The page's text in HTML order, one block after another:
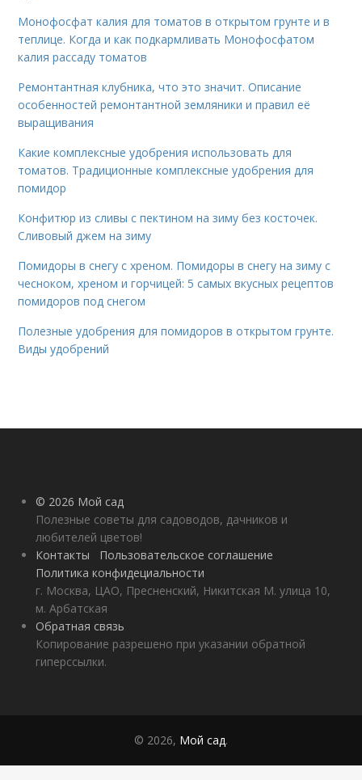
Монофосфат калия для томатов в открытом грунте и в
теплице. Когда и как подкармливать Монофосфатом
калия рассаду томатов
Ремонтантная клубника, что это значит. Описание
особенностей ремонтантной земляники и правил её
выращивания
Какие комплексные удобрения использовать для
томатов. Традиционные комплексные удобрения для
помидор
Конфитюр из сливы с пектином на зиму без косточек.
Сливовый джем на зиму
Помидоры в снегу с хреном. Помидоры в снегу на зиму с
чесноком, хреном и горчицей: 5 самых вкусных рецептов
помидоров под снегом
Полезные удобрения для помидоров в открытом грунте.
Виды удобрений
© 2026 Мой сад
Полезные советы для садоводов, дачников и
любителей цветов!
Контакты
Пользовательское соглашение
Политика конфидециальности
г. Москва, ЦАО, Пресненский, Никитская М. улица 10,
м. Арбатская
Обратная связь
Копирование разрешено при указании обратной
гиперссылки.
© 2026, Мой сад.